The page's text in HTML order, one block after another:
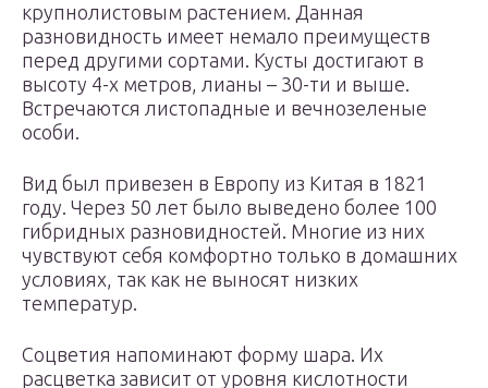
крупнолистовым растением. Данная
разновидность имеет немало преимуществ
перед другими сортами. Кусты достигают в
высоту 4-х метров, лианы – 30-ти и выше.
Встречаются листопадные и вечнозеленые
особи.
Вид был привезен в Европу из Китая в 1821
году. Через 50 лет было выведено более 100
гибридных разновидностей. Многие из них
чувствуют себя комфортно только в домашних
условиях, так как не выносят низких
температур.
Соцветия напоминают форму шара. Их
расцветка зависит от уровня кислотности